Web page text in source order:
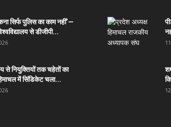
सिर्फ पुलिस का काम नहीं’—
से डीजीपी...
से नियुक्तियों तक चहेतों का
में सिंडिकेट चला...